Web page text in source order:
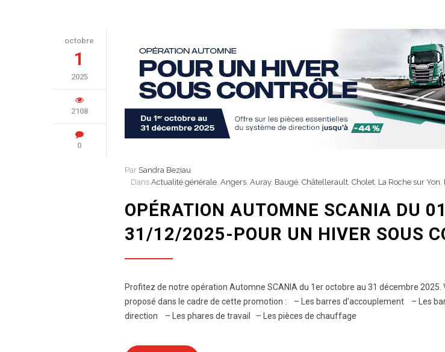
octobre
1
2025
2108
0
Par Sandra Beziau
Dans Actualité générale, Angers, Auray, Baugé, Châtellerault, Cholet, La Roche sur Yon,
OPÉRATION AUTOMNE SCANIA DU
31/12/2025-POUR UN HIVER SOUS
Profitez de notre opération Automne SCANIA du 1er octobre au 31 décembre 2025.
proposé dans le cadre de cette promotion : – Les barres d’accouplement – Les
direction – Les phares de travail – Les pièces de chauffage